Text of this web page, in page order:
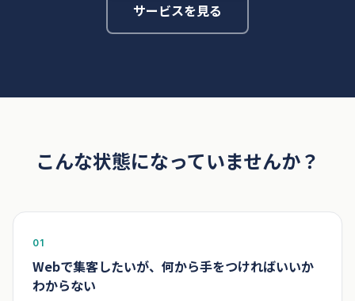
サービスを見る
こんな状態になっていませんか？
01
Webで集客したいが、何から手をつければいいか
わからない